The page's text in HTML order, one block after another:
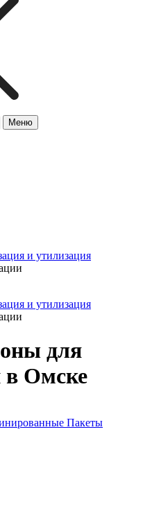
Меню
и утилизация
и утилизация
для
в Омске
Пакеты